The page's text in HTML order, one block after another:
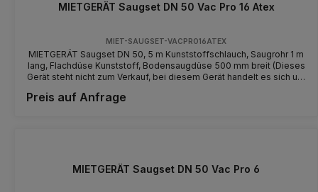
MIETGERÄT Saugset DN 50 Vac Pro 16 Atex
MIET-SAUGSET-VACPRO16ATEX
MIETGERÄT Saugset DN 50, 5 m Kunststoffschlauch, Saugrohr 1 m
lang, Flachdüse Kunststoff, Bodensaugdüse 500 mm breit (Dieses
Gerät steht nicht zum Verkauf, bei diesem Gerät handelt es sich um
und der Bedienung vertraut)
Preis auf Anfrage
MIETGERÄT Saugset DN 50 Vac Pro 6